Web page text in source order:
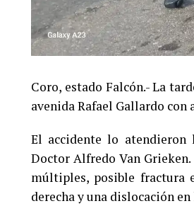
Coro, estado Falcón.- La
avenida Rafael Gallardo con
El accidente lo atendieron
Doctor Alfredo Van
múltiples, posible fractura
derecha y una dislocación